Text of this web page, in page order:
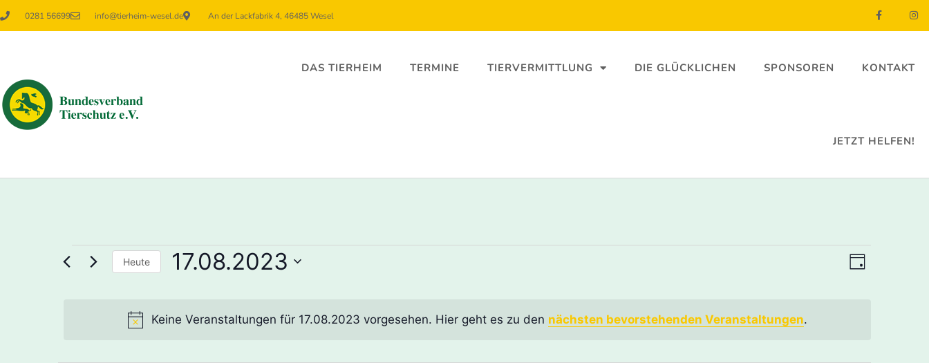
0281 56699 info@tierheim-wesel.de An der Lackfabrik 4, 46485 Wesel
DAS TIERHEIM TERMINE TIERVERMITTLUNG DIE GLÜCKLICHEN SPONSOREN KONTAKT
JETZT HELFEN!
Hinweis
Keine Veranstaltungen für 17.08.2023 vorgesehen. Hier geht es zu den nächsten bevorstehenden Veranstaltungen.
Tag
Heute 17.08.2023